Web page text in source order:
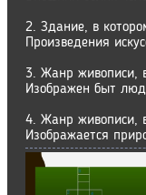
2. Здание, в
Произведения
3. Жанр живописи,
Изображен быт
4. Жанр живописи,
Изображается